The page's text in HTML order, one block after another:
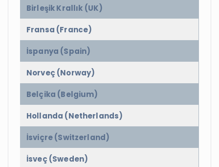
Birleşik Krallık (UK)
Fransa (France)
İspanya (Spain)
Norveç (Norway)
Belçika (Belgium)
Hollanda (Netherlands)
İsviçre (Switzerland)
İsveç (Sweden)